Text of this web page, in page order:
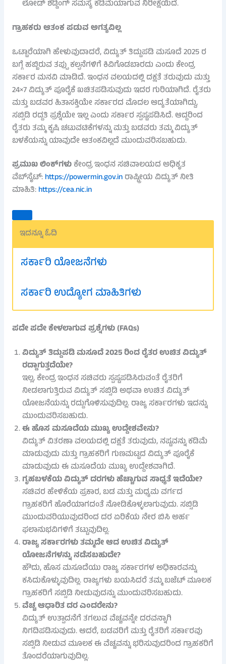
ಲೋಡ್ ಶೆಡ್ಡಿಂಗ್ ಸಮಸ್ಯೆ ಕಡಿಮೆಯಾಗುವ ನಿರೀಕ್ಷೆಯಿದೆ.
ಗ್ರಾಹಕರು ಆತಂಕ ಪಡುವ ಅಗತ್ಯವಿಲ್ಲ
ಒಟ್ಟಾರೆಯಾಗಿ ಹೇಳುವುದಾದರೆ, ವಿದ್ಯುತ್ ತಿದ್ದುಪಡಿ ಮಸೂದೆ 2025 ರ
ಬಗ್ಗೆ ಹಬ್ಬಿರುವ ತಪ್ಪು ಕಲ್ಪನೆಗಳಿಗೆ ಕಿವಿಗೊಡಬಾರದು ಎಂದು ಕೇಂದ್ರ
ಸರ್ಕಾರ ಮನವಿ ಮಾಡಿದೆ. ಇಂಧನ ವಲಯದಲ್ಲಿ ದಕ್ಷತೆ ತರುವುದು ಮತ್ತು
24×7 ವಿದ್ಯುತ್ ಪೂರೈಕೆ ಖಚಿತಪಡಿಸುವುದು ಇದರ ಗುರಿಯಾಗಿದೆ. ರೈತರು
ಮತ್ತು ಬಡವರ ಹಿತಾಸಕ್ತಿಯೇ ಸರ್ಕಾರದ ಮೊದಲ ಆದ್ಯತೆಯಾಗಿದ್ದು,
ಸಬ್ಸಿಡಿ ರದ್ದತಿ ಪ್ರಶ್ನೆಯೇ ಇಲ್ಲ ಎಂದು ಸರ್ಕಾರ ಸ್ಪಷ್ಟಪಡಿಸಿದೆ. ಆದ್ದರಿಂದ
ರೈತರು ತಮ್ಮ ಕೃಷಿ ಚಟುವಟಿಕೆಗಳನ್ನು ಮತ್ತು ಬಡವರು ತಮ್ಮ ವಿದ್ಯುತ್
ಬಳಕೆಯನ್ನು ಯಾವುದೇ ಆತಂಕವಿಲ್ಲದೆ ಮುಂದುವರಿಸಬಹುದು.
ಪ್ರಮುಖ ಲಿಂಕ್‌ಗಳುಕೇಂದ್ರ ಇಂಧನ ಸಚಿವಾಲಯದ ಅಧಿಕೃತ
ವೆಬ್‌ಸೈಟ್:https://powermin.gov.inರಾಷ್ಟ್ರೀಯ ವಿದ್ಯುತ್ ನೀತಿ
ಮಾಹಿತಿ:https://cea.nic.in
ಇದನ್ನೂ ಓದಿ
ಸರ್ಕಾರಿ ಯೋಜನೆಗಳು
ಸರ್ಕಾರಿ ಉದ್ಯೋಗ ಮಾಹಿತಿಗಳು
ಪದೇ ಪದೇ ಕೇಳಲಾಗುವ ಪ್ರಶ್ನೆಗಳು (FAQs)
ವಿದ್ಯುತ್ ತಿದ್ದುಪಡಿ ಮಸೂದೆ 2025 ರಿಂದ ರೈತರ ಉಚಿತ ವಿದ್ಯುತ್
ರದ್ದಾಗುತ್ತದೆಯೇ?
ಇಲ್ಲ, ಕೇಂದ್ರ ಇಂಧನ ಸಚಿವರು ಸ್ಪಷ್ಟಪಡಿಸಿರುವಂತೆ ರೈತರಿಗೆ
ನೀಡಲಾಗುತ್ತಿರುವ ವಿದ್ಯುತ್ ಸಬ್ಸಿಡಿ ಅಥವಾ ಉಚಿತ ವಿದ್ಯುತ್
ಯೋಜನೆಯನ್ನು ರದ್ದುಗೊಳಿಸುವುದಿಲ್ಲ. ರಾಜ್ಯ ಸರ್ಕಾರಗಳು ಇದನ್ನು
ಮುಂದುವರಿಸಬಹುದು.
ಈ ಹೊಸ ಮಸೂದೆಯ ಮುಖ್ಯ ಉದ್ದೇಶವೇನು?
ವಿದ್ಯುತ್ ವಿತರಣಾ ವಲಯದಲ್ಲಿ ದಕ್ಷತೆ ತರುವುದು, ನಷ್ಟವನ್ನು ಕಡಿಮೆ
ಮಾಡುವುದು ಮತ್ತು ಗ್ರಾಹಕರಿಗೆ ಗುಣಮಟ್ಟದ ವಿದ್ಯುತ್ ಪೂರೈಕೆ
ಮಾಡುವುದು ಈ ಮಸೂದೆಯ ಮುಖ್ಯ ಉದ್ದೇಶವಾಗಿದೆ.
ಗೃಹಬಳಕೆಯ ವಿದ್ಯುತ್ ದರಗಳು ಹೆಚ್ಚಾಗುವ ಸಾಧ್ಯತೆ ಇದೆಯೇ?
ಸಚಿವರ ಹೇಳಿಕೆಯ ಪ್ರಕಾರ, ಬಡ ಮತ್ತು ಮಧ್ಯಮ ವರ್ಗದ
ಗ್ರಾಹಕರಿಗೆ ಹೊರೆಯಾಗದಂತೆ ನೋಡಿಕೊಳ್ಳಲಾಗುವುದು. ಸಬ್ಸಿಡಿ
ಮುಂದುವರಿಯುವುದರಿಂದ ದರ ಏರಿಕೆಯ ನೇರ ಬಿಸಿ ಅರ್ಹ
ಫಲಾನುಭವಿಗಳಿಗೆ ತಟ್ಟುವುದಿಲ್ಲ.
ರಾಜ್ಯ ಸರ್ಕಾರಗಳು ತಮ್ಮದೇ ಆದ ಉಚಿತ ವಿದ್ಯುತ್
ಯೋಜನೆಗಳನ್ನು ನಡೆಸಬಹುದೇ?
ಹೌದು, ಹೊಸ ಮಸೂದೆಯು ರಾಜ್ಯ ಸರ್ಕಾರಗಳ ಅಧಿಕಾರವನ್ನು
ಕಸಿದುಕೊಳ್ಳುವುದಿಲ್ಲ. ರಾಜ್ಯಗಳು ಬಯಸಿದರೆ ತಮ್ಮ ಬಜೆಟ್ ಮೂಲಕ
ಗ್ರಾಹಕರಿಗೆ ಸಬ್ಸಿಡಿ ನೀಡುವುದನ್ನು ಮುಂದುವರಿಸಬಹುದು.
ವೆಚ್ಚ ಆಧಾರಿತ ದರ ಎಂದರೇನು?
ವಿದ್ಯುತ್ ಉತ್ಪಾದನೆಗೆ ತಗಲುವ ವೆಚ್ಚವನ್ನೇ ದರವನ್ನಾಗಿ
ನಿಗದಿಪಡಿಸುವುದು. ಆದರೆ, ಬಡವರಿಗೆ ಮತ್ತು ರೈತರಿಗೆ ಸರ್ಕಾರವು
ಸಬ್ಸಿಡಿ ನೀಡುವ ಮೂಲಕ ಈ ವೆಚ್ಚವನ್ನು ಭರಿಸುವುದರಿಂದ ಗ್ರಾಹಕರಿಗೆ
ತೊಂದರೆಯಾಗುವುದಿಲ್ಲ.